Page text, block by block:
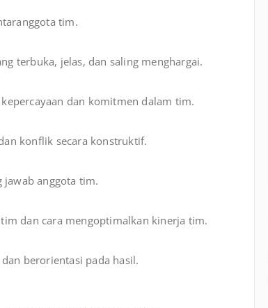
tim.
terbuka, jelas, dan saling menghargai.
dan komitmen dalam tim.
konflik secara konstruktif.
jawab anggota tim.
dan cara mengoptimalkan kinerja tim.
berorientasi pada hasil.